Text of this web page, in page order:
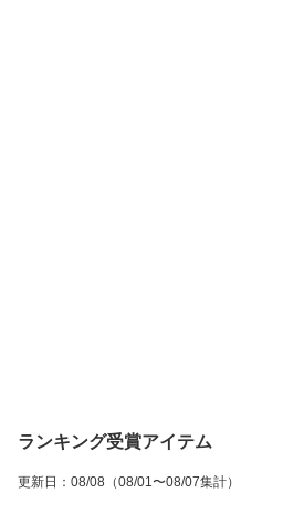
ランキング受賞アイテム
更新日 ： 08/08 （08/01〜08/07集計）